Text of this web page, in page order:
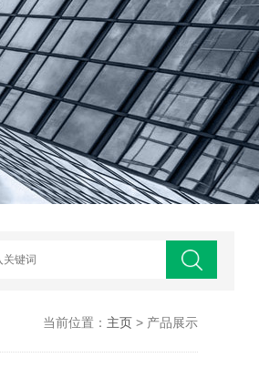
当前位置： 主页> 产品展示